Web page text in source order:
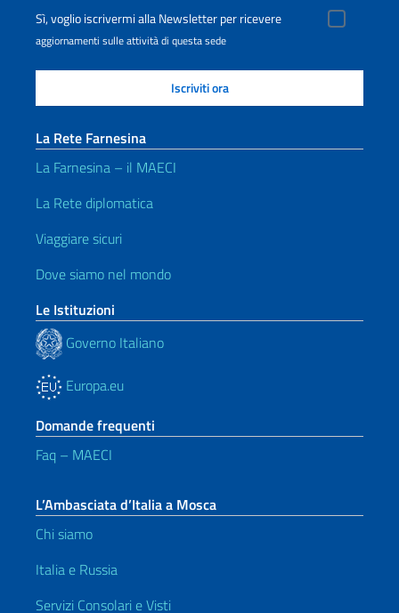
Sì, voglio iscrivermi alla Newsletter per ricevere
aggiornamenti sulle attività di questa sede
La Rete Farnesina
La Farnesina – il MAECI
La Rete diplomatica
Viaggiare sicuri
Dove siamo nel mondo
Le Istituzioni
Governo Italiano
Europa.eu
Domande frequenti
Faq – MAECI
L’Ambasciata d’Italia a Mosca
Chi siamo
Italia e Russia
Servizi Consolari e Visti